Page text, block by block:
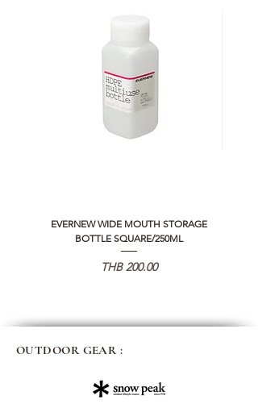
EVERNEW WIDE MOUTH STORAGE
BOTTLE SQUARE/250ML
가격
THB 200.00
OUTDOOR GEAR :